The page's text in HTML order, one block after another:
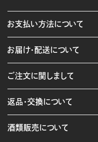
お支払い方法について
お届け・配送について
ご注文に関しまして
返品・交換について
酒類販売について